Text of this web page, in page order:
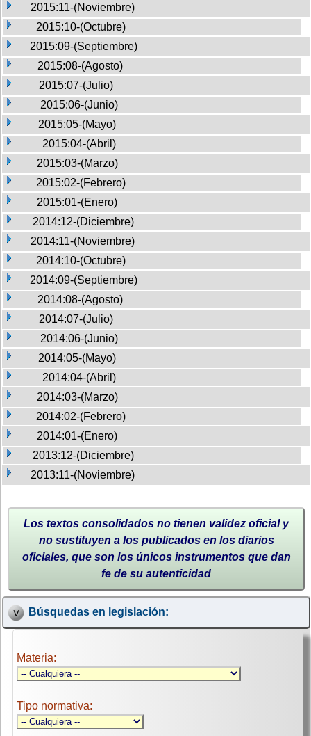
2015:11-(Noviembre)
2015:10-(Octubre)
2015:09-(Septiembre)
2015:08-(Agosto)
2015:07-(Julio)
2015:06-(Junio)
2015:05-(Mayo)
2015:04-(Abril)
2015:03-(Marzo)
2015:02-(Febrero)
2015:01-(Enero)
2014:12-(Diciembre)
2014:11-(Noviembre)
2014:10-(Octubre)
2014:09-(Septiembre)
2014:08-(Agosto)
2014:07-(Julio)
2014:06-(Junio)
2014:05-(Mayo)
2014:04-(Abril)
2014:03-(Marzo)
2014:02-(Febrero)
2014:01-(Enero)
2013:12-(Diciembre)
2013:11-(Noviembre)
Los textos consolidados no tienen validez oficial y
no sustituyen a los publicados en los diarios
oficiales, que son los únicos instrumentos que dan
fe de su autenticidad
Búsquedas en legislación:
Materia:
Tipo normativa: